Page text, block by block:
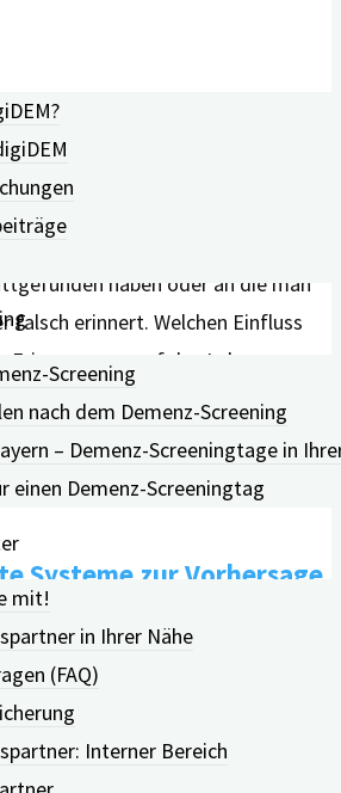
Screening
nach dem Demenz-Screening
– Demenz-Screeningtage in
einen Demenz-Screeningtag
mit!
in Ihrer Nähe
(FAQ)
Interner Bereich
können in verschiedenen Formen
sich zum Beispiel auf Ereignisse
haben oder an die man
falsch erinnert. Welchen Einfluss
auf das Leben von
kognitiven Beeinträchtigungen
im Vergleich …
Systeme zur Vorhersage
Verhalten